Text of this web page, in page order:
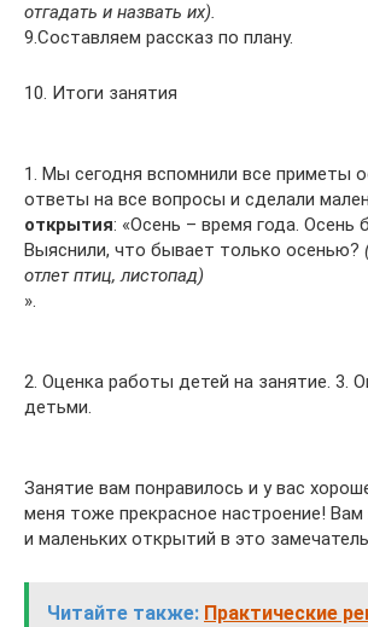
отгадать и назвать их).
9.Составляем рассказ по плану.
10. Итоги занятия
1. Мы сегодня вспомнили все приметы
ответы на все вопросы и сделали
открытия: «Осень – время года. Осень
Выяснили, что бывает только осенью?
отлет птиц, листопад)
».
2. Оценка работы детей на занятие. 3.
детьми.
Занятие вам понравилось и у вас
меня тоже прекрасное настроение!
и маленьких открытий в это
Читайте также: Практические